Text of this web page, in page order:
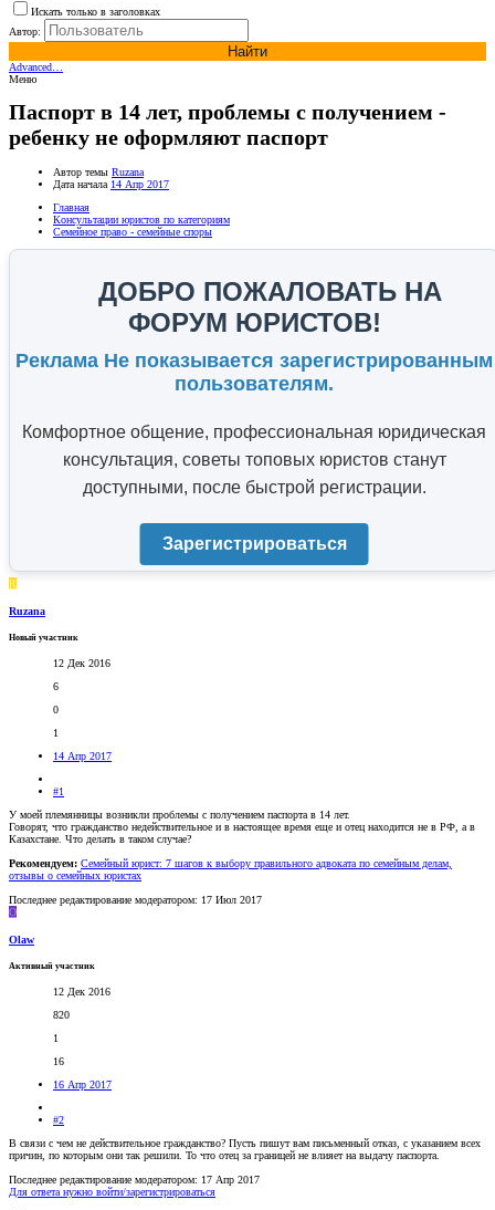
Искать только в заголовках
Автор:
Найти
Advanced…
Меню
Паспорт в 14 лет, проблемы с получением -
ребенку не оформляют паспорт
Автор темы Ruzana
Дата начала 14 Апр 2017
Главная
Консультации юристов по категориям
Семейное право - семейные споры
ДОБРО ПОЖАЛОВАТЬ НА
ФОРУМ ЮРИСТОВ!
Реклама Не показывается зарегистрированным
пользователям.
Комфортное общение, профессиональная юридическая
консультация, советы топовых юристов станут
доступными, после быстрой регистрации.
Зарегистрироваться
R
Ruzana
Новый участник
12 Дек 2016
6
0
1
14 Апр 2017
#1
У моей племянницы возникли проблемы с получением паспорта в 14 лет.
Говорят, что гражданство недействительное и в настоящее время еще и отец находится не в РФ, а в
Казахстане. Что делать в таком случае?
Рекомендуем: Семейный юрист: 7 шагов к выбору правильного адвоката по семейным делам,
отзывы о семейных юристах
Последнее редактирование модератором: 17 Июл 2017
O
Olaw
Активный участник
12 Дек 2016
820
1
16
16 Апр 2017
#2
В связи с чем не действительное гражданство? Пусть пишут вам письменный отказ, с указанием всех
причин, по которым они так решили. То что отец за границей не влияет на выдачу паспорта.
Последнее редактирование модератором: 17 Апр 2017
Для ответа нужно войти/зарегистрироваться